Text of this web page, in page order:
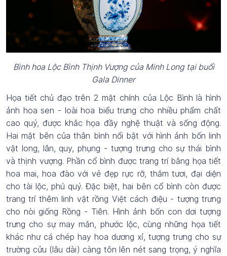
Bình hoa Lộc Bình Thịnh Vượng của Minh Long tại buổi
Gala Dinner
Họa tiết chủ đạo trên 2 mặt chính của Lộc Bình là hình
ảnh hoa sen - loài hoa biểu trưng cho nhiều phẩm chất
cao quý, được khắc họa đầy nghệ thuật và sống động.
Hai mặt bên của thân bình nổi bật với hình ảnh bốn linh
vật long, lân, quy, phụng - tượng trưng cho sự thái bình
và thịnh vượng. Phần cổ bình được trang trí bằng họa tiết
hoa mai, hoa đào với vẻ đẹp rực rỡ, thắm tươi, đại diện
cho tài lộc, phú quý. Đặc biệt, hai bên cổ bình còn được
trang trí thêm linh vật rồng Việt cách điệu - tượng trưng
cho nòi giống Rồng - Tiên. Hình ảnh bốn con dơi tượng
trưng cho sự may mắn, phước lộc, cùng những họa tiết
khác như cá chép hay hoa dương xỉ, tượng trưng cho sự
trường cửu (lâu dài) càng tôn lên nét sang trọng, ý nghĩa